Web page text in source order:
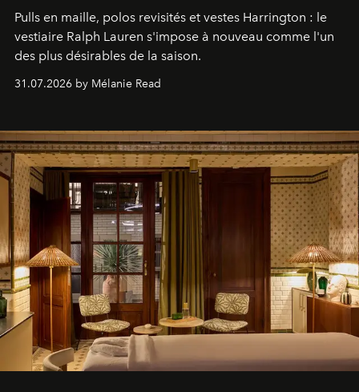
Pulls en maille, polos revisités et vestes Harrington : le
vestiaire Ralph Lauren s'impose à nouveau comme l'un
des plus désirables de la saison.
31.07.2026 by Mélanie Read